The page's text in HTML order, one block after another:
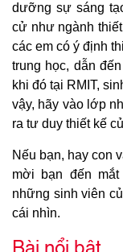
dưỡng sự sáng
cử như ngành
các em có ý định
trung học, dẫn
khi đó tại RMIT,
vậy, hãy vào lớp
ra tư duy thiết kế
Nếu bạn, hay con
mời bạn đến
những sinh viên
cái nhìn.